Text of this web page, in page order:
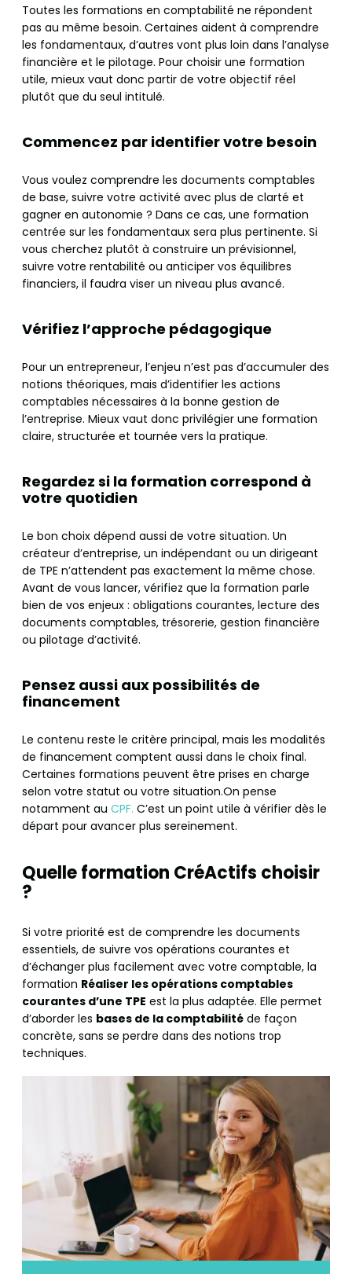
Toutes les formations en comptabilité ne répondent
pas au même besoin. Certaines aident à comprendre
les fondamentaux, d’autres vont plus loin dans l’analyse
financière et le pilotage. Pour choisir une formation
utile, mieux vaut donc partir de votre objectif réel
plutôt que du seul intitulé.
Commencez par identifier votre besoin
Vous voulez comprendre les documents comptables
de base, suivre votre activité avec plus de clarté et
gagner en autonomie ? Dans ce cas, une formation
centrée sur les fondamentaux sera plus pertinente. Si
vous cherchez plutôt à construire un prévisionnel,
suivre votre rentabilité ou anticiper vos équilibres
financiers, il faudra viser un niveau plus avancé.
Vérifiez l’approche pédagogique
Pour un entrepreneur, l’enjeu n’est pas d’accumuler des
notions théoriques, mais d’identifier les actions
comptables nécessaires à la bonne gestion de
l’entreprise. Mieux vaut donc privilégier une formation
claire, structurée et tournée vers la pratique.
Regardez si la formation correspond à
votre quotidien
Le bon choix dépend aussi de votre situation. Un
créateur d’entreprise, un indépendant ou un dirigeant
de TPE n’attendent pas exactement la même chose.
Avant de vous lancer, vérifiez que la formation parle
bien de vos enjeux : obligations courantes, lecture des
documents comptables, trésorerie, gestion financière
ou pilotage d’activité.
Pensez aussi aux possibilités de
financement
Le contenu reste le critère principal, mais les modalités
de financement comptent aussi dans le choix final.
Certaines formations peuvent être prises en charge
selon votre statut ou votre situation.On pense
notamment au CPF. C’est un point utile à vérifier dès le
départ pour avancer plus sereinement.
Quelle formation CréActifs choisir
?
Si votre priorité est de comprendre les documents
essentiels, de suivre vos opérations courantes et
d’échanger plus facilement avec votre comptable, la
formation Réaliser les opérations comptables
courantes d’une TPE est la plus adaptée. Elle permet
d’aborder les bases de la comptabilité de façon
concrète, sans se perdre dans des notions trop
techniques.